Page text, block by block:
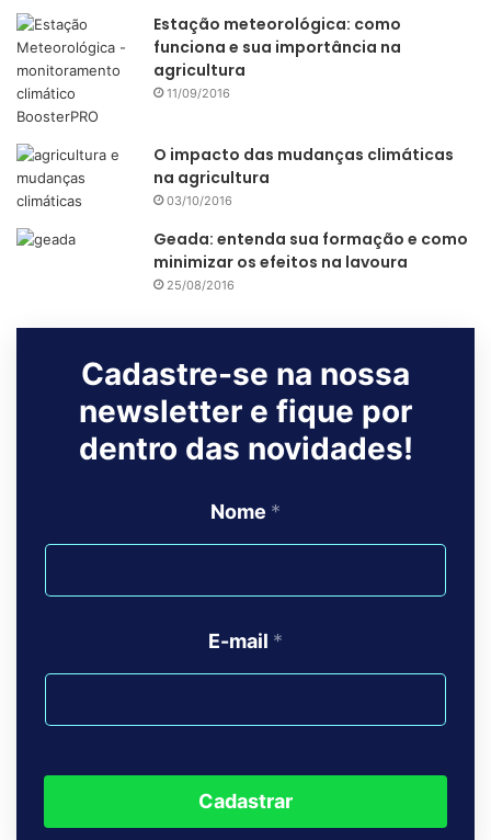
Estação meteorológica: como
funciona e sua importância na
agricultura
11/09/2016
O impacto das mudanças climáticas
na agricultura
03/10/2016
Geada: entenda sua formação e como
minimizar os efeitos na lavoura
25/08/2016
Cadastre-se na nossa
newsletter e fique por
dentro das novidades!
Nome *
E-mail *
Cadastrar